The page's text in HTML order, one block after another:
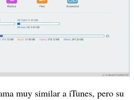
muy similar a iTunes, pero su